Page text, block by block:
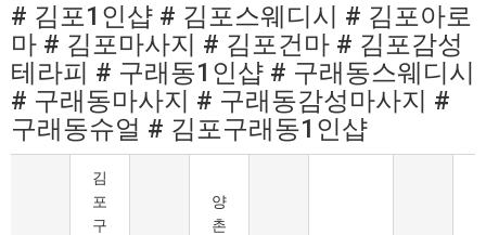
# 김포1인샵 # 김포스웨디시 # 김포아로
마 # 김포마사지 # 김포건마 # 김포감성
테라피 # 구래동1인샵 # 구래동스웨디시
# 구래동마사지 # 구래동감성마사지 #
구래동슈얼 # 김포구래동1인샵
​김
포
구
양
촌